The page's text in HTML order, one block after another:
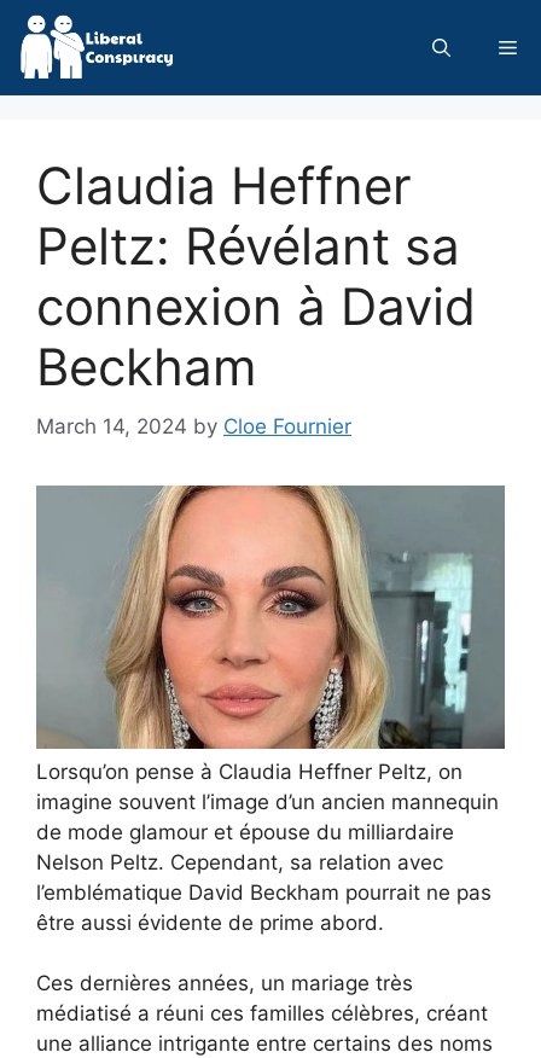
Skip
content
Claudia Heffner
Peltz: Révélant sa
connexion à David
Beckham
March 14, 2024 by Cloe Fournier
Lorsqu’on pense à Claudia Heffner Peltz, on
imagine souvent l’image d’un ancien mannequin
de mode glamour et épouse du milliardaire
Nelson Peltz. Cependant, sa relation avec
l’emblématique David Beckham pourrait ne pas
être aussi évidente de prime abord.
Ces dernières années, un mariage très
médiatisé a réuni ces familles célèbres, créant
une alliance intrigante entre certains des noms